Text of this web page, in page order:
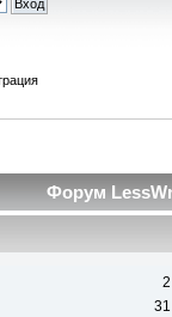
Форум